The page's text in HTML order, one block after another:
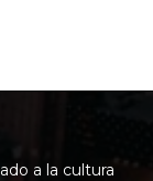
a la cultura